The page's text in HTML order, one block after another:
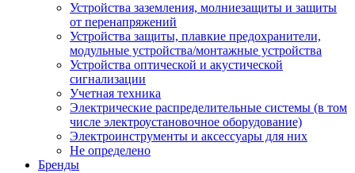
Устройства заземления, молниезащиты и защиты
от перенапряжений
Устройства защиты, плавкие предохранители,
модульные устройства/монтажные устройства
Устройства оптической и акустической
сигнализации
Учетная техника
Электрические распределительные системы (в том
числе электроустановочное оборудование)
Электроинструменты и аксессуары для них
Не определено
Бренды